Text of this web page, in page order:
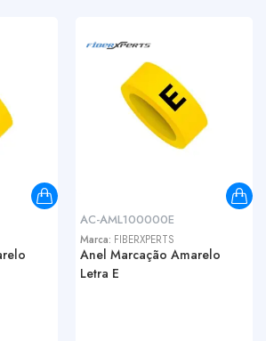
AC-AML100000E
Marca: FIBERXPERTS
Anel Marcação Amarelo
Letra E